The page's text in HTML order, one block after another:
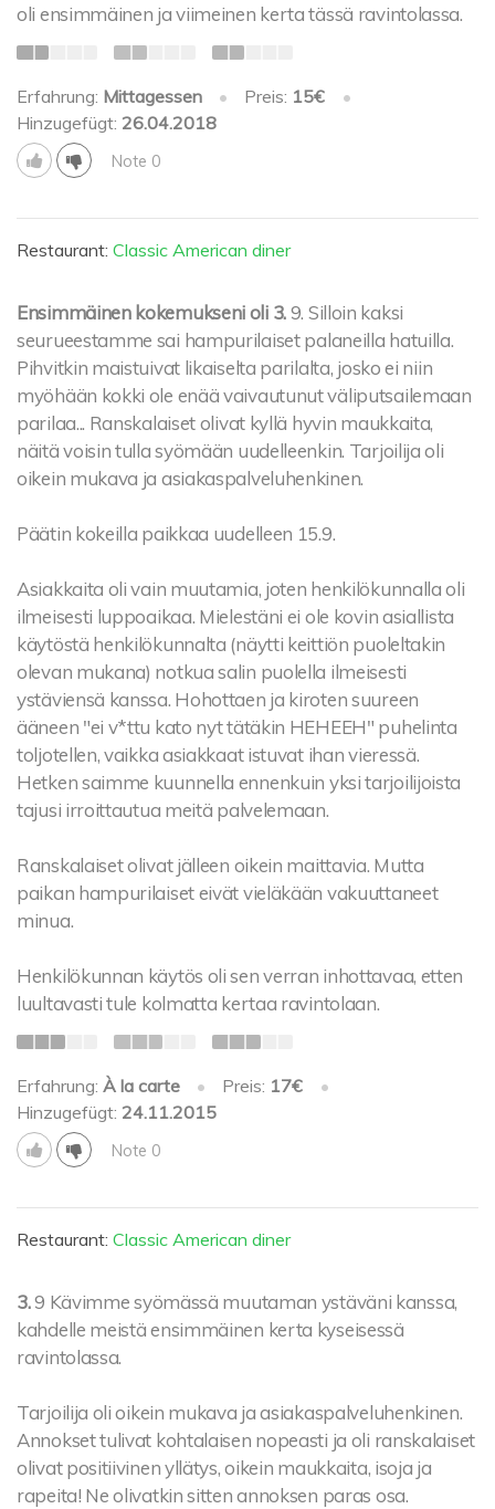
oli ensimmäinen ja viimeinen kerta tässä ravintolassa.
Erfahrung: Mittagessen • Preis: 15€
•
Hinzugefügt: 26.04.2018
Note 0
Restaurant: Classic American diner
Ensimmäinen kokemukseni oli 3.9. Silloin kaksi
seurueestamme sai hampurilaiset palaneilla hatuilla.
Pihvitkin maistuivat likaiselta parilalta, josko ei niin
myöhään kokki ole enää vaivautunut väliputsailemaan
parilaa... Ranskalaiset olivat kyllä hyvin maukkaita,
näitä voisin tulla syömään uudelleenkin. Tarjoilija oli
oikein mukava ja asiakaspalveluhenkinen.
Päätin kokeilla paikkaa uudelleen 15.9.
Asiakkaita oli vain muutamia, joten henkilökunnalla oli
ilmeisesti luppoaikaa. Mielestäni ei ole kovin asiallista
käytöstä henkilökunnalta (näytti keittiön puoleltakin
olevan mukana) notkua salin puolella ilmeisesti
ystäviensä kanssa. Hohottaen ja kiroten suureen
ääneen "ei v*ttu kato nyt tätäkin HEHEEH" puhelinta
toljotellen, vaikka asiakkaat istuvat ihan vieressä.
Hetken saimme kuunnella ennenkuin yksi tarjoilijoista
tajusi irroittautua meitä palvelemaan.
Ranskalaiset olivat jälleen oikein maittavia. Mutta
paikan hampurilaiset eivät vieläkään vakuuttaneet
minua.
Henkilökunnan käytös oli sen verran inhottavaa, etten
luultavasti tule kolmatta kertaa ravintolaan.
Erfahrung: À la carte • Preis: 17€
•
Hinzugefügt: 24.11.2015
Note 0
Restaurant: Classic American diner
3.9 Kävimme syömässä muutaman ystäväni kanssa,
kahdelle meistä ensimmäinen kerta kyseisessä
ravintolassa.
Tarjoilija oli oikein mukava ja asiakaspalveluhenkinen.
Annokset tulivat kohtalaisen nopeasti ja oli ranskalaiset
olivat positiivinen yllätys, oikein maukkaita, isoja ja
rapeita! Ne olivatkin sitten annoksen paras osa.